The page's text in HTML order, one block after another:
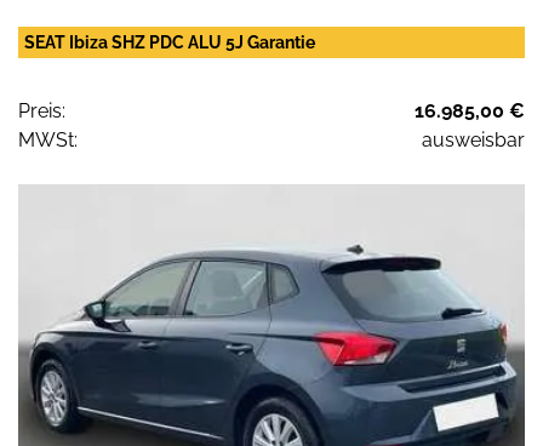
SEAT Ibiza SHZ PDC ALU 5J Garantie
Preis:
16.985,00 €
MWSt:
ausweisbar